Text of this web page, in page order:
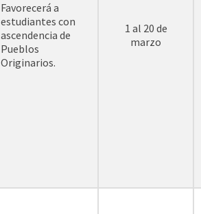
Favorecerá a
estudiantes con
ascendencia de
Pueblos
Originarios.
1 al 20 de
marzo